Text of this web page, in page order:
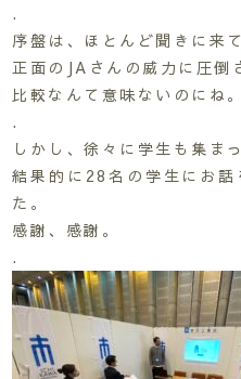
.
序盤は、ほとんど聞きに来
正面のJAさんの威力に圧倒
比較なんて意味ないのにね。
.
しかし、徐々に学生も集ま
結果的に28名の学生にお
た。
感謝、感謝。
.